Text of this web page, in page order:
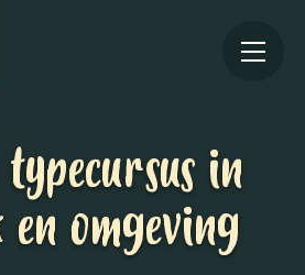
in
en omgeving